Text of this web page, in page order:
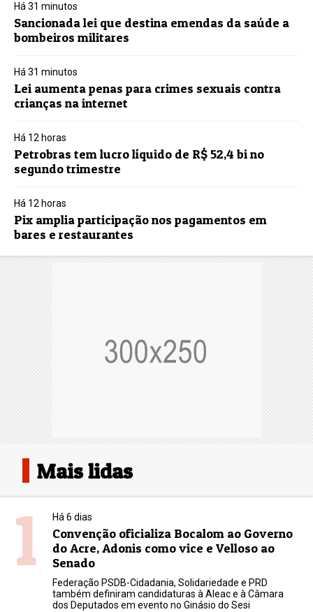
Há 31 minutos
Sancionada lei que destina emendas da saúde a
bombeiros militares
Há 31 minutos
Lei aumenta penas para crimes sexuais contra
crianças na internet
Há 12 horas
Petrobras tem lucro líquido de R$ 52,4 bi no
segundo trimestre
Há 12 horas
Pix amplia participação nos pagamentos em
bares e restaurantes
Mais lidas
1 Há 6 dias
Convenção oficializa Bocalom ao Governo
do Acre, Adonis como vice e Velloso ao
Senado
Federação PSDB-Cidadania, Solidariedade e PRD
também definiram candidaturas à Aleac e à Câmara
dos Deputados em evento no Ginásio do Sesi